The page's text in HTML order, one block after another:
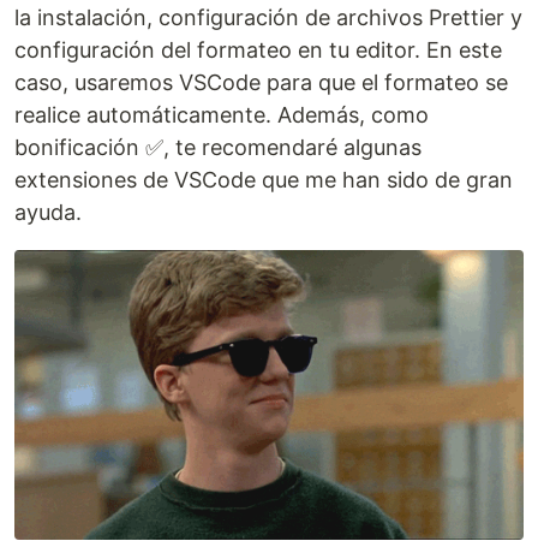
la instalación, configuración de archivos Prettier y
configuración del formateo en tu editor. En este
caso, usaremos VSCode para que el formateo se
realice automáticamente. Además, como
bonificación ✅, te recomendaré algunas
extensiones de VSCode que me han sido de gran
ayuda.